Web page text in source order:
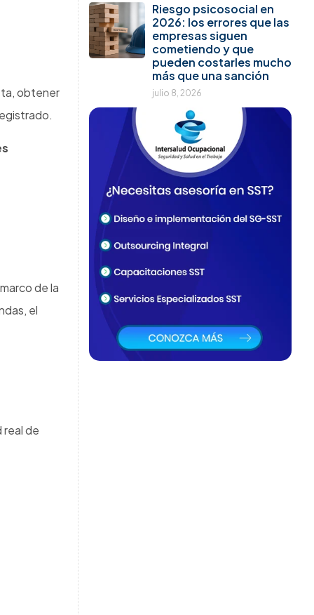
obtener
de la
el
real de
Riesgo psicosocial en
2026: los errores que las
empresas siguen
cometiendo y que
pueden costarles mucho
más que una sanción
julio 8, 2026